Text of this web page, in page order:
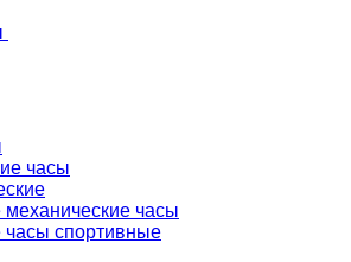
часы
механические часы
часы спортивные